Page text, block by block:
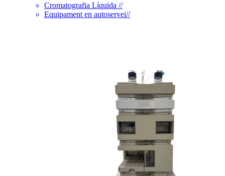
Cromatografia Líquida //
Equipament en autoservei//